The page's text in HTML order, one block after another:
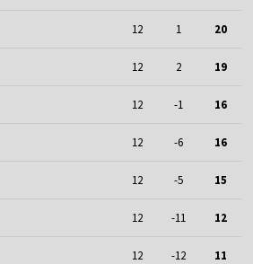
12 1 20
12 2 19
12 -1 16
12 -6 16
12 -5 15
12 -11 12
12 -12 11